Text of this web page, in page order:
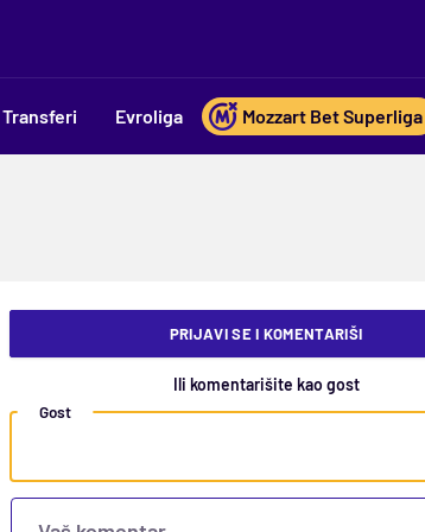
Transferi Evroliga Mozzart Bet Superliga
PRIJAVI SE I KOMENTARIŠI
Ili komentarišite kao gost
Gost